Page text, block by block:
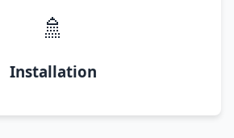
🚿
Installation